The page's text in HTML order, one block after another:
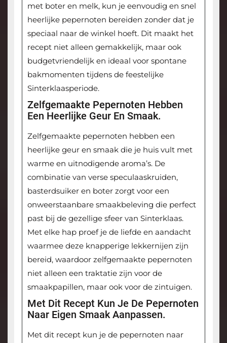
met boter en melk, kun je eenvoudig en snel
heerlijke pepernoten bereiden zonder dat je
speciaal naar de winkel hoeft. Dit maakt het
recept niet alleen gemakkelijk, maar ook
budgetvriendelijk en ideaal voor spontane
bakmomenten tijdens de feestelijke
Sinterklaasperiode.
Zelfgemaakte Pepernoten Hebben
Een Heerlijke Geur En Smaak.
Zelfgemaakte pepernoten hebben een
heerlijke geur en smaak die je huis vult met
warme en uitnodigende aroma’s. De
combinatie van verse speculaaskruiden,
basterdsuiker en boter zorgt voor een
onweerstaanbare smaakbeleving die perfect
past bij de gezellige sfeer van Sinterklaas.
Met elke hap proef je de liefde en aandacht
waarmee deze knapperige lekkernijen zijn
bereid, waardoor zelfgemaakte pepernoten
niet alleen een traktatie zijn voor de
smaakpapillen, maar ook voor de zintuigen.
Met Dit Recept Kun Je De Pepernoten
Naar Eigen Smaak Aanpassen.
Met dit recept kun je de pepernoten naar